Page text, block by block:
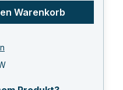
den
Warenkorb